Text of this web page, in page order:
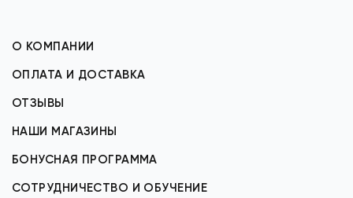
О КОМПАНИИ
ОПЛАТА И ДОСТАВКА
ОТЗЫВЫ
НАШИ МАГАЗИНЫ
БОНУСНАЯ ПРОГРАММА
СОТРУДНИЧЕСТВО И ОБУЧЕНИЕ